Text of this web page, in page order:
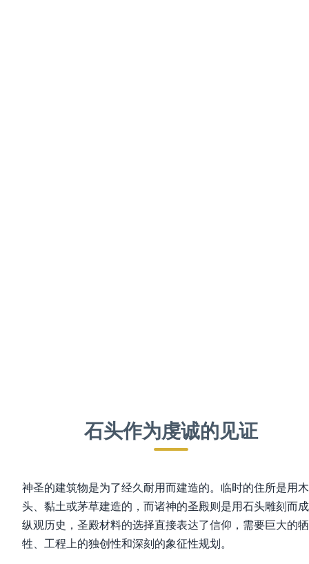
石头作为虔诚的见证
神圣的建筑物是为了经久耐用而建造的。临时的住所是用木
头、黏土或茅草建造的，而诸神的圣殿则是用石头雕刻而
纵观历史，圣殿材料的选择直接表达了信仰，需要巨大的牺
牲、工程上的独创性和深刻的象征性规划。